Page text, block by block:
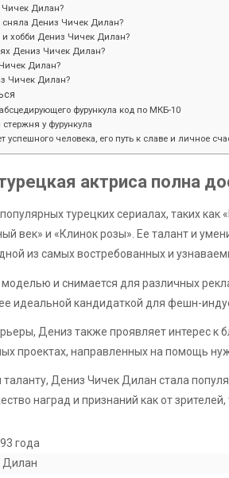
Дилан?
Дениз Чичек Дилан?
хобби Дениз Чичек Дилан?
Дениз Чичек Дилан?
Дилан?
Чичек Дилан?
фурункула код по МКБ-10
у фурункула
успешного человека, его путь к славе и личное
актриса полна
турецких сериалах, таких как
век» и «Клинок розы». Ее талант и
из самых востребованных и
и снимается для различных
идеальной кандидаткой для фешн-
Дениз также проявляет интерес к
проектах, направленных на помощь
Дениз Чичек Дилан стала
наград и признаний как от зрителей,
года
Дилан